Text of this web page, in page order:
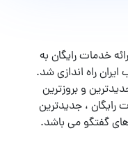
۱۳۸۶ با هدف ارائه خدمات رایگان به
راه اندازی شد.
و بروزترین
رایگان ، جدیدترین
گفتگو می باشد.